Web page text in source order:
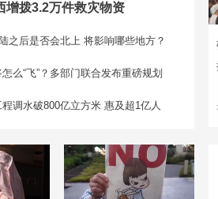
增拨3.2万件救灾物资
之后是否会北上 将影响哪些地方？
么“飞”？多部门联合发布重磅规划
调水破800亿立方米 惠及超1亿人